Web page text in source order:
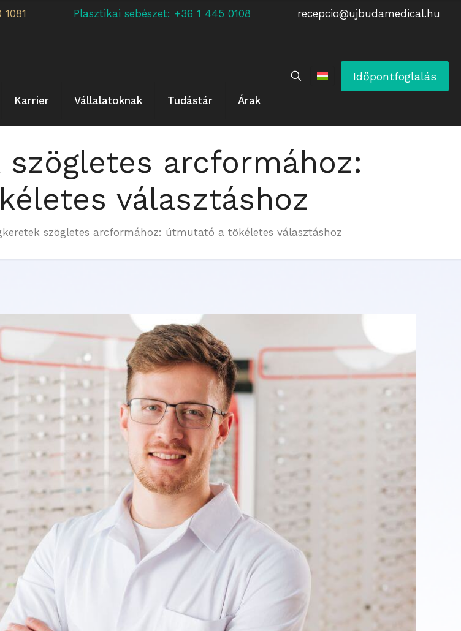
1081 Plasztikai sebészet: +36 1 445 0108 recepcio@ujbudamedical.hu
Karrier Vállalatoknak Tudástár Árak
Időpontfoglalás
szögletes arcformához:
választáshoz
szögletes arcformához: útmutató a tökéletes választáshoz